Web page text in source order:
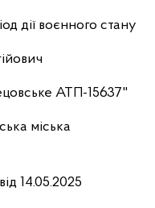
дії воєнного стану
АТП-15637"
міська
14.05.2025